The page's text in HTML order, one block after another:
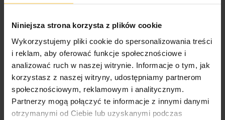
Niniejsza strona korzysta z plików cookie
Wykorzystujemy pliki cookie do spersonalizowania treści
i reklam, aby oferować funkcje społecznościowe i
analizować ruch w naszej witrynie. Informacje o tym, jak
korzystasz z naszej witryny, udostępniamy partnerom
społecznościowym, reklamowym i analitycznym.
Partnerzy mogą połączyć te informacje z innymi danymi
otrzymanymi od Ciebie lub uzyskanymi podczas
Gatunek:
Podgatunek:
Punk Rock
OPIS SZCZEGÓŁY PRODUKTU